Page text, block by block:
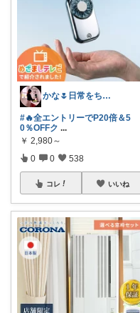
かな🌷日常をちょっと豊かにするもの
#🔥全エントリーでP20倍＆5
0％OFFク ...
￥ 2,980～
0 0 538
コレ いいね